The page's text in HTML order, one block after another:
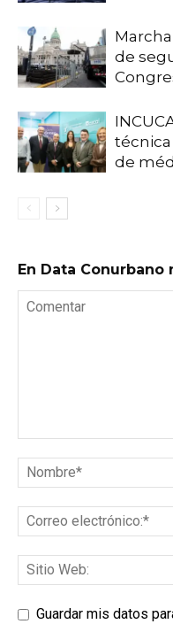
de
de
En Data
Guardar mis datos